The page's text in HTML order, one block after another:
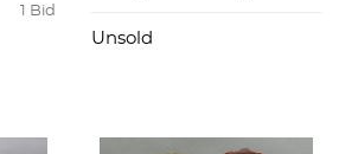
1 Bid
Sellados casi
Unsold